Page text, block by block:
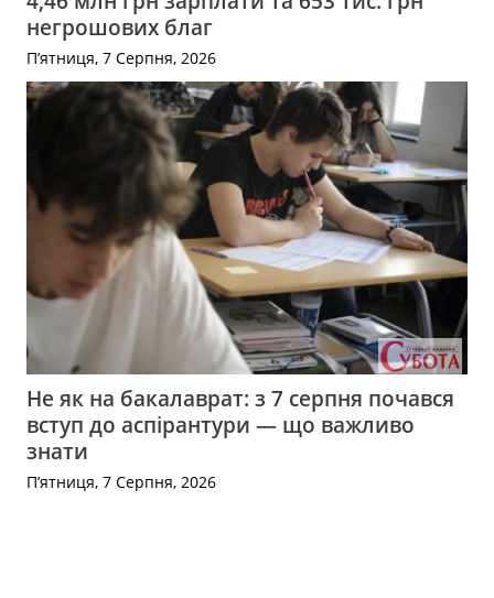
негрошових благ
П’ятниця, 7 Серпня, 2026
Не як на бакалаврат: з 7 серпня почався
вступ до аспірантури — що важливо
знати
П’ятниця, 7 Серпня, 2026